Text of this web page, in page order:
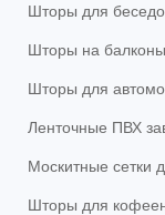
Шторы для
Шторы на
Шторы для
Ленточные ПВХ
Москитные сетки
Шторы для